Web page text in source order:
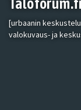
Taloforum.fi
[urbaanin
valokuvaus- ja